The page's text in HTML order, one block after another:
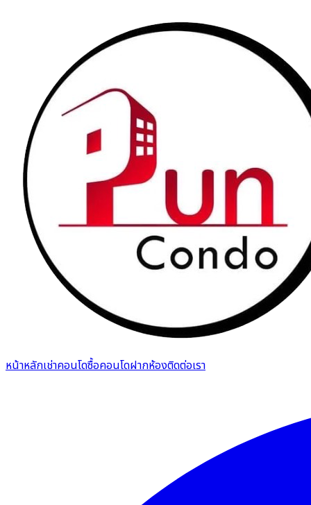
หน้าหลักเช่าคอนโดซื้อคอนโดฝากห้องติดต่อเรา